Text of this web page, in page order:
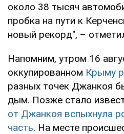
около 38 тысяч
пробка на пути к
новый рекорд", –
Напомним, утром 16
оккупированном Крыму
разных точек Джанкоя
дым. Позже стало
от Джанкоя вспыхнула
часть. На месте